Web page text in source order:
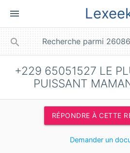
menu
search
+229 65051527 LE
PUISSANT
RÉPONDRE À CETTE
Demander un